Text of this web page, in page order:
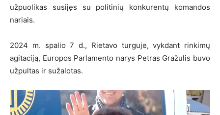
užpuolikas susijęs su politinių konkurentų komandos
nariais.
2024 m. spalio 7 d., Rietavo turguje, vykdant rinkimų
agitaciją, Europos Parlamento narys Petras Gražulis buvo
užpultas ir sužalotas.